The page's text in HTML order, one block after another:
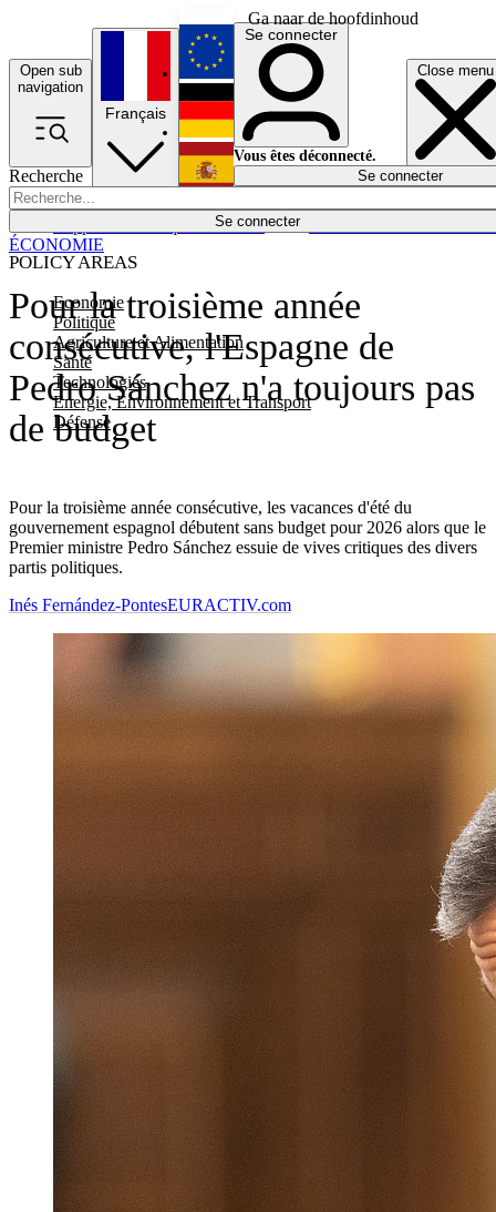
Ga naar de hoofdinhoud
Open sub
navigation
Close menu
Recherche
Se connecter
POLICY AREAS
Economie
Politique
Agriculture et Alimentation
Santé
Technologies
Energie, Environnement et Transport
Défense
Économie
Français
English
Deutsch
Español
Se connecter
Vous êtes déconnecté.
Se connecter
Pour la troisième année
consécutive, l'Espagne de
Pedro Sánchez n'a toujours pas
de budget
Pour la troisième année consécutive, les vacances d'été du
gouvernement espagnol débutent sans budget pour 2026 alors que le
Premier ministre Pedro Sánchez essuie de vives critiques des divers
partis politiques.
ÉCONOMIE
Inés Fernández-PontesEURACTIV.com